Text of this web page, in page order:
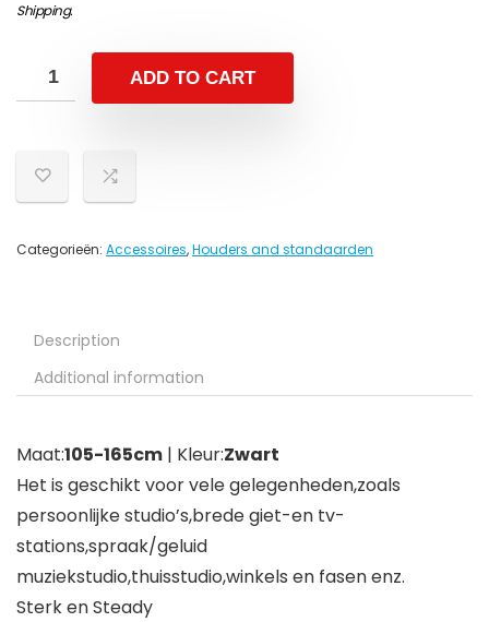
Shipping.
ADD TO CART
Categorieën: Accessoires,Houders and standaarden
Description
Additional information
Maat:105-165cm | Kleur:Zwart
Het is geschikt voor vele gelegenheden,zoals
persoonlijke studio’s,brede giet-en tv-
stations,spraak/geluid
muziekstudio,thuisstudio,winkels en fasen enz.
Sterk en Steady